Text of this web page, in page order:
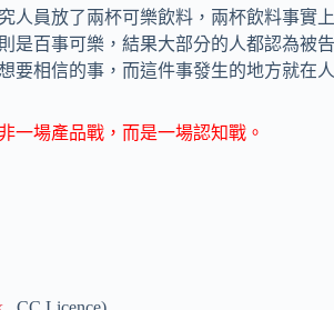
人員放了兩杯可樂飲料，兩杯飲料事實
是百事可樂，結果大部分的人都認為被
要相信的事，而這件事發生的地方就在
一場產品戰，而是一場認知戰。